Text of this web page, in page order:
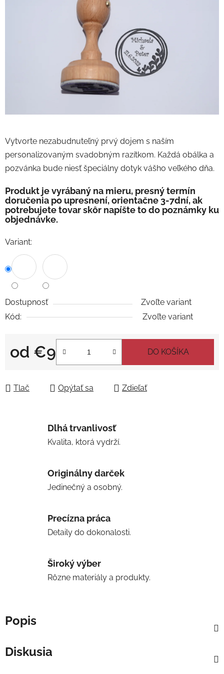
Vytvorte nezabudnuteľný prvý dojem s naším
personalizovaným svadobným razítkom. Každá obálka a
pozvánka bude niesť špeciálny dotyk vášho veľkého dňa.
Produkt je vyrábaný na mieru, presný termín
doručenia po upresnení, orientačne 3-7dní, ak
potrebujete tovar skôr napíšte to do poznámky ku
objednávke.
Variant:
Dostupnosť
Zvoľte variant
Kód:
Zvoľte variant
od €9
Jednotková cena:
DO KOŠÍKA
Tlač Opýtať sa Zdieľať
Dlhá trvanlivosť
Kvalita, ktorá vydrží.
Originálny darček
Jedinečný a osobný.
Precízna práca
Detaily do dokonalosti.
Široký výber
Rôzne materiály a produkty.
Popis
Diskusia